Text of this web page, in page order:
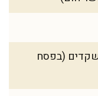
או שקדים (בפסח